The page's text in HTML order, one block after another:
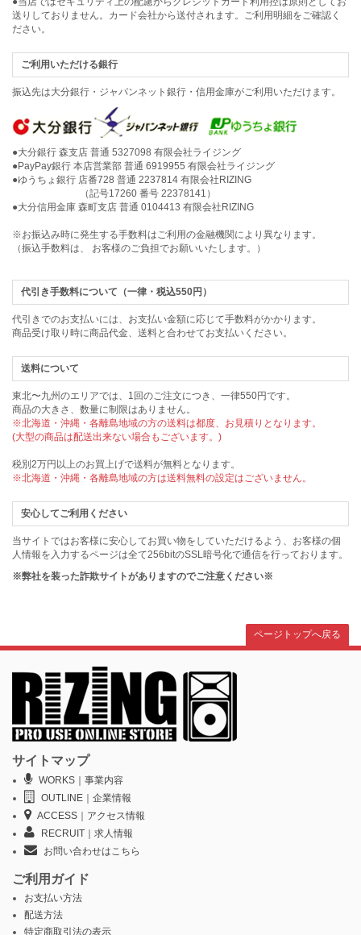
送りしておりません。カード会社から送付されます。ご利用明細をご確認く
ださい。
ご利用いただける銀行
振込先は大分銀行・ジャパンネット銀行・信用金庫がご利用いただけます。
●大分銀行 森支店 普通 5327098 有限会社ライジング
●PayPay銀行 本店営業部 普通 6919955 有限会社ライジング
●ゆうちょ銀行 店番728 普通 2237814 有限会社RIZING
（記号17260 番号 22378141）
●大分信用金庫 森町支店 普通 0104413 有限会社RIZING
※お振込み時に発生する手数料はご利用の金融機関により異なります。
（振込手数料は、 お客様のご負担でお願いいたします。）
代引き手数料について（一律・税込550円）
代引きでのお支払いには、お支払い金額に応じて手数料がかかります。
商品受け取り時に商品代金、送料と合わせてお支払いください。
送料について
東北〜九州のエリアでは、1回のご注文につき、一律550円です。
商品の大きさ、数量に制限はありません。
※北海道・沖縄・各離島地域の方の送料は都度、お見積りとなります。
(大型の商品は配送出来ない場合もございます。)
税別2万円以上のお買上げで送料が無料となります。
※北海道・沖縄・各離島地域の方は送料無料の設定はございません。
安心してご利用ください
当サイトではお客様に安心してお買い物をしていただけるよう、お客様の個
人情報を入力するページは全て256bitのSSL暗号化で通信を行っております。
※弊社を装った詐欺サイトがありますのでご注意ください※
ページトップへ戻る
サイトマップ
WORKS｜事業内容
OUTLINE｜企業情報
ACCESS｜アクセス情報
RECRUIT｜求人情報
お問い合わせはこちら
ご利用ガイド
お支払い方法
配送方法
特定商取引法の表示